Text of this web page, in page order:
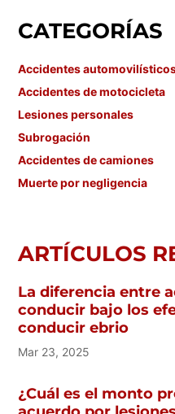
CATEGORÍAS
Accidentes
Accidentes de motocicleta
Lesiones personales
Subrogación
Accidentes de camiones
Muerte por negligencia
ARTÍCULOS
La diferencia entre
conducir bajo los
conducir ebrio
Mar 23, 2025
¿Cuál es el monto